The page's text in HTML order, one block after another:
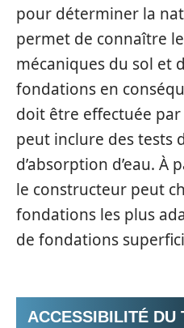
pour déterminer la
permet de connaître
mécaniques du sol et
fondations en
doit être effectuée
peut inclure des tests
d’absorption d’eau. À
le constructeur peut
fondations les plus
de fondations
ACCESSIBILITÉ DU